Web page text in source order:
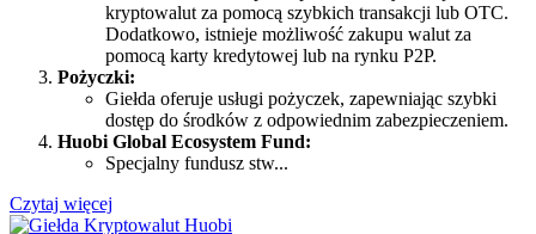
kryptowalut za pomocą szybkich transakcji lub OTC.
Dodatkowo, istnieje możliwość zakupu walut za
pomocą karty kredytowej lub na rynku P2P.
Pożyczki:
Giełda oferuje usługi pożyczek, zapewniając szybki
dostęp do środków z odpowiednim zabezpieczeniem.
Huobi Global Ecosystem Fund:
Specjalny fundusz stw...
Czytaj więcej